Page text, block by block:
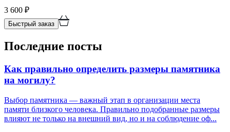
3 600 ₽
Быстрый заказ
Последние посты
Как правильно определить размеры памятника
на могилу?
Выбор памятника — важный этап в организации места
памяти близкого человека. Правильно подобранные размеры
влияют не только на внешний вид, но и на соблюдение оф...